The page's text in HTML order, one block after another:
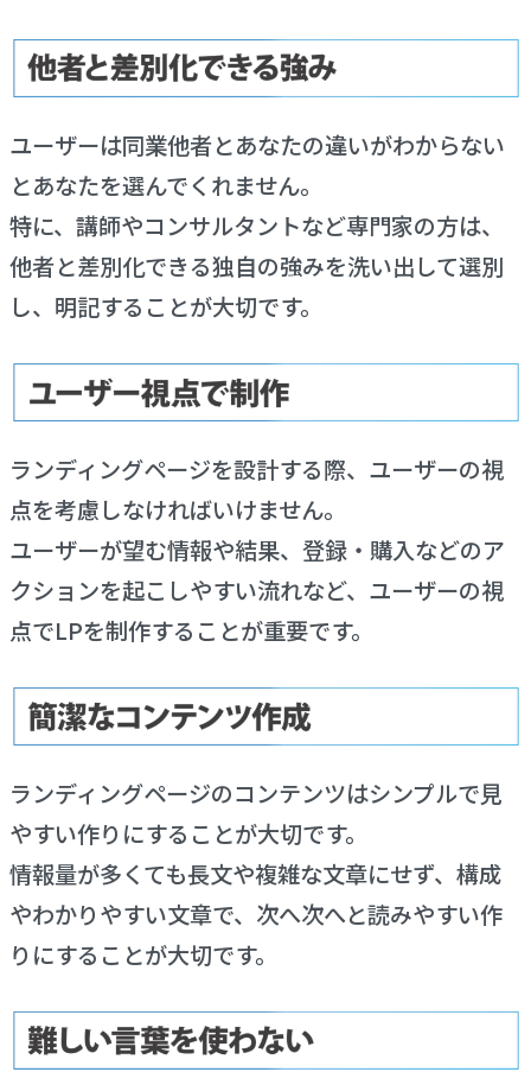
ユーザーは同業他者とあなたの違いがわからない
とあなたを選んでくれません。
特に、講師やコンサルタントなど専門家の方は、
他者と差別化できる独自の強みを洗い出して選別
し、明記することが大切です。
ランディングページを設計する際、ユーザーの視
点を考慮しなければいけません。
ユーザーが望む情報や結果、登録・購入などのア
クションを起こしやすい流れなど、ユーザーの視
点でLPを制作することが重要です。
ランディングページのコンテンツはシンプルで見
やすい作りにすることが大切です。
情報量が多くても長文や複雑な文章にせず、構成
やわかりやすい文章で、次へ次へと読みやすい作
りにすることが大切です。